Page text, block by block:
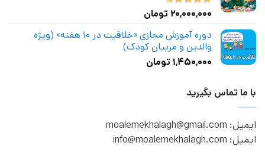
نمره4.50
۲۰,۰۰۰,۰۰۰ تومان
دوره آموزش مجازی «خلاقیت در ۱۰ هفته» (ویژه
والدین و مربیان کودک)
۱,۴۵۰,۰۰۰ تومان
با ما تماس بگیرید
ایمیل: moalemekhalagh@gmail.com
ایمیل: info@moalemekhalagh.com